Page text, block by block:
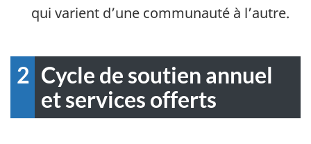
qui varient d’une communauté à l’autre.
2 Cycle de soutien annuel
et services offerts